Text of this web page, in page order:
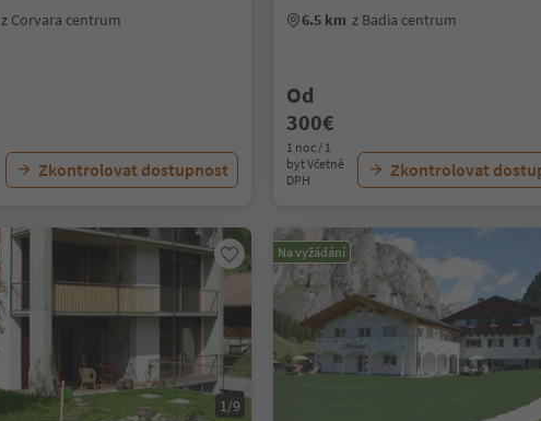
z Corvara centrum
Zkontrolovat dostupnost
6.5 km z Badia centrum
Od
300€
1 noc / 1
byt Včetně
DPH
Zkontrolovat
1/9
Na vyžádání